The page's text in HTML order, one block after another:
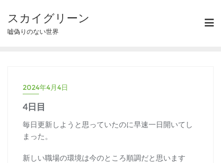
スカイグリーン
嘘偽りのない世界
2024年4月4日
4日目
毎日更新しようと思っていたのに早速一日開いてし
まった。
新しい職場の環境は今のところ順調だと思います